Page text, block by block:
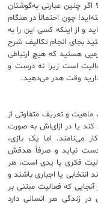
چنین عبارتی به‌گوشتان
چون احتمالاً در هنگام
و از اینکه کسی این را به
بجای انجام تکالیف شرح
‌هستید که هیچ ارتباطی
است زیرا نه درست و
وقت هدر می‌دهید.
و تعریف متفاوتی از
‌کند یا در ازای‌اش به صورت
می‌نامند. اما یک بازی،
نیاید و صرفاً هدفش
فکری یا یدی است، هر
یا اجباری باشند و
آنجایی که فعالیت مبتنی بر
زندگی هر انسانی دارد